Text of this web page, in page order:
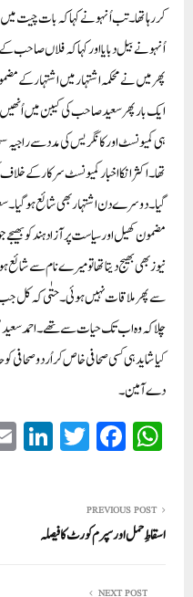
کر رہا تھا ۔تب اُنہونے کہا کہ بات چیت
اُنہونے بیل دبایا اور کہا کہ فلاں صاحب
پھر میں نے محکمہ اشتہار میں اشتہار کے
ایک بار پھر سعید صاحب کی کیبن میں
ہی کمیونسٹ اور کانگریس کی مدد سے راجیہ
تھا۔اکثر انکا اخبار کمیونسٹ سرکار کے
گیا۔دوسرے دن اشتہار بھی شائع ہو
مضمون کھیل اور سیاست پر آزاد ہند کو
نیوز بھی بھیج دیتا تھا تو میرے نام سے
سے پھر ملاقات نہیں ہوئی۔حتٰی کہ کل جب
چلا کہ وہ اب تک حیات سے تھے۔احمد
کیا شاید ہی کسی صحافی خاص کر اُردو
دے آمین۔
W
ha
A
pp
Fa
ce
ok
T
wi
r PREVIOUS POST
اسقاطِ حمل اور سپرم کورٹ کا فیصلہ
NEXT POST